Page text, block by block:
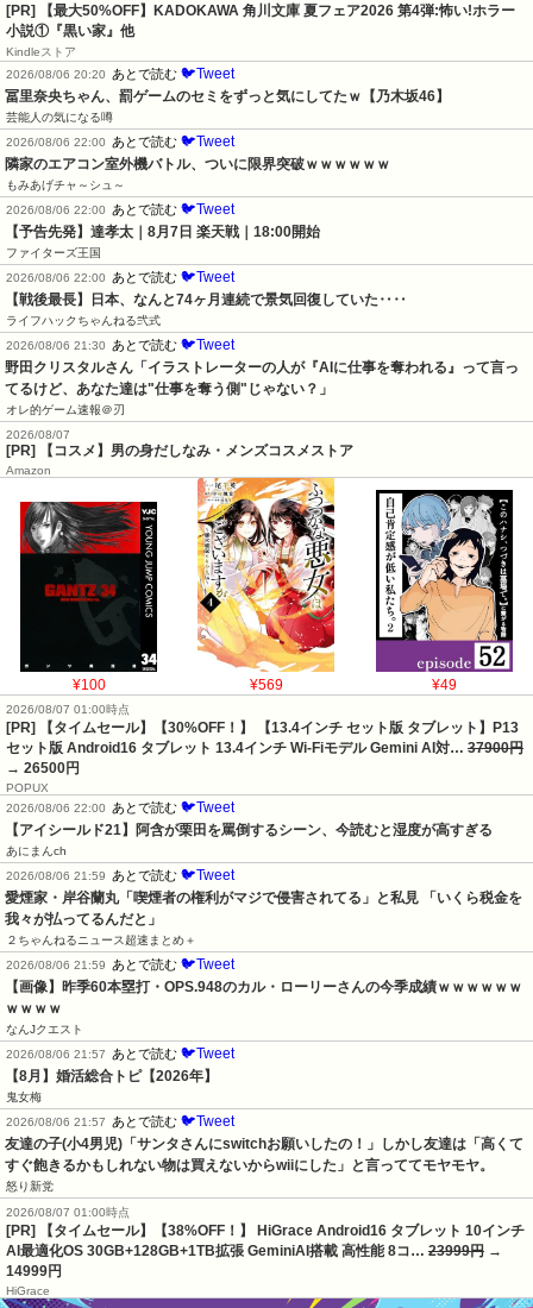
[PR] 【最大50%OFF】KADOKAWA 角川文庫 夏フェア2026 第4弾:怖い!ホラー
小説①『黒い家』他
Kindleストア
2026/08/06 20:20
あとで読む 🐦Tweet
冨里奈央ちゃん、罰ゲームのセミをずっと気にしてたｗ【乃木坂46】
芸能人の気になる噂
2026/08/06 22:00
あとで読む 🐦Tweet
隣家のエアコン室外機バトル、ついに限界突破ｗｗｗｗｗｗ
もみあげチャ～シュ～
2026/08/06 22:00
あとで読む 🐦Tweet
【予告先発】達孝太｜8月7日 楽天戦｜18:00開始
ファイターズ王国
2026/08/06 22:00
あとで読む 🐦Tweet
【戦後最長】日本、なんと74ヶ月連続で景気回復していた‥‥
ライフハックちゃんねる弐式
2026/08/06 21:30
あとで読む 🐦Tweet
野田クリスタルさん「イラストレーターの人が『AIに仕事を奪われる』って言っ
てるけど、あなた達は"仕事を奪う側"じゃない？」
オレ的ゲーム速報＠刃
2026/08/07
[PR] 【コスメ】男の身だしなみ・メンズコスメストア
Amazon
¥100 ¥569 ¥49
2026/08/07 01:00時点
[PR] 【タイムセール】【30%OFF！】 【13.4インチ セット版 タブレット】P13
セット版 Android16 タブレット 13.4インチ Wi-Fiモデル Gemini AI対… 37900円
→ 26500円
POPUX
2026/08/06 22:00
あとで読む 🐦Tweet
【アイシールド21】阿含が栗田を罵倒するシーン、今読むと湿度が高すぎる
あにまんch
2026/08/06 21:59
あとで読む 🐦Tweet
愛煙家・岸谷蘭丸「喫煙者の権利がマジで侵害されてる」と私見 「いくら税金を
我々が払ってるんだと」
２ちゃんねるニュース超速まとめ＋
2026/08/06 21:59
あとで読む 🐦Tweet
【画像】昨季60本塁打・OPS.948のカル・ローリーさんの今季成績ｗｗｗｗｗｗ
ｗｗｗｗ
なんJクエスト
2026/08/06 21:57
あとで読む 🐦Tweet
【8月】婚活総合トピ【2026年】
鬼女梅
2026/08/06 21:57
あとで読む 🐦Tweet
友達の子(小4男児)「サンタさんにswitchお願いしたの！」しかし友達は「高くて
すぐ飽きるかもしれない物は買えないからwiiにした」と言っててモヤモヤ。
怒り新党
2026/08/07 01:00時点
[PR] 【タイムセール】【38%OFF！】 HiGrace Android16 タブレット 10インチ
AI最適化OS 30GB+128GB+1TB拡張 GeminiAI搭載 高性能 8コ… 23999円 →
14999円
HiGrace